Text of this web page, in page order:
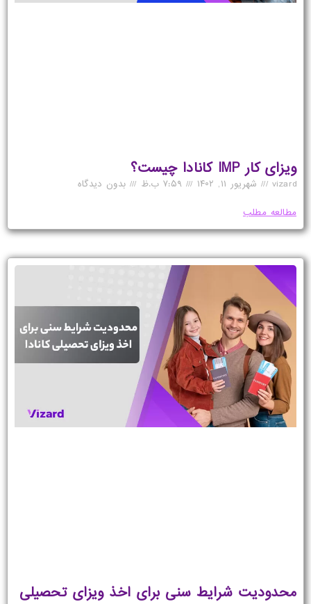
ویزای کار IMP کانادا چیست؟
vizard شهریور ۱۱, ۱۴۰۲ ۷:۵۹ ب.ظ بدون دیدگاه
مطالعه مطلب
محدودیت شرایط سنی برای اخذ ویزای تحصیلی